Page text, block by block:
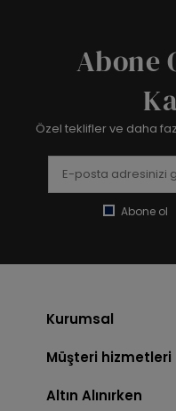
Abone
Özel teklifler ve daha
Abone ol
Kurumsal
Müşteri hizmetleri
Altın Alınırken